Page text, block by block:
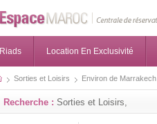
Riads Location En Exclusivité
Sorties et Loisirs Environ de Marrakech
Recherche : Sorties et Loisirs,